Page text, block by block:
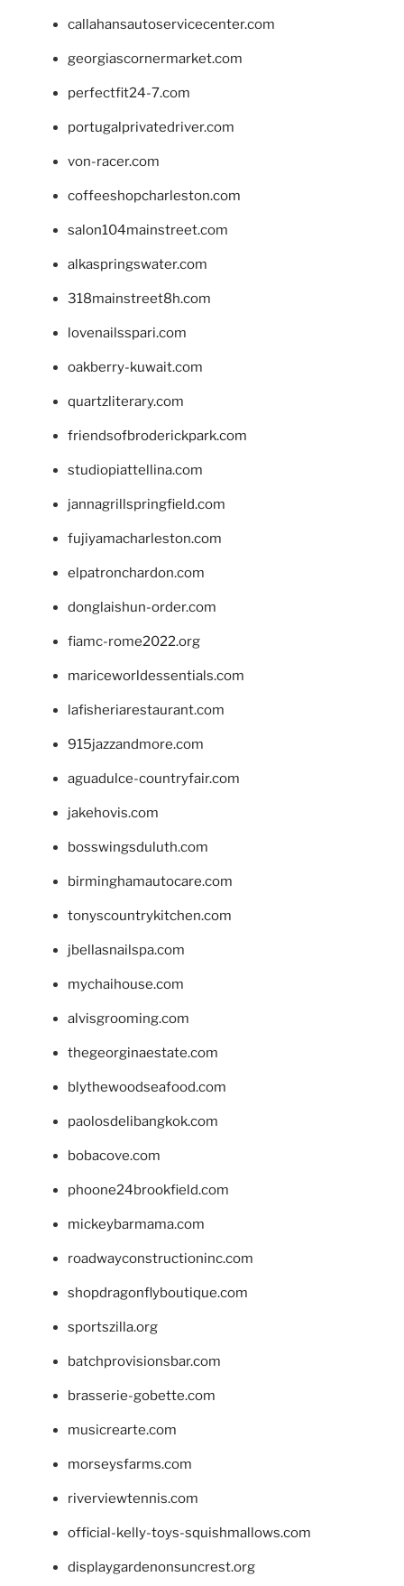
callahansautoservicecenter.com
georgiascornermarket.com
perfectfit24-7.com
portugalprivatedriver.com
von-racer.com
coffeeshopcharleston.com
salon104mainstreet.com
alkaspringswater.com
318mainstreet8h.com
lovenailsspari.com
oakberry-kuwait.com
quartzliterary.com
friendsofbroderickpark.com
studiopiattellina.com
jannagrillspringfield.com
fujiyamacharleston.com
elpatronchardon.com
donglaishun-order.com
fiamc-rome2022.org
mariceworldessentials.com
lafisheriarestaurant.com
915jazzandmore.com
aguadulce-countryfair.com
jakehovis.com
bosswingsduluth.com
birminghamautocare.com
tonyscountrykitchen.com
jbellasnailspa.com
mychaihouse.com
alvisgrooming.com
thegeorginaestate.com
blythewoodseafood.com
paolosdelibangkok.com
bobacove.com
phoone24brookfield.com
mickeybarmama.com
roadwayconstructioninc.com
shopdragonflyboutique.com
sportszilla.org
batchprovisionsbar.com
brasserie-gobette.com
musicrearte.com
morseysfarms.com
riverviewtennis.com
official-kelly-toys-squishmallows.com
displaygardenonsuncrest.org